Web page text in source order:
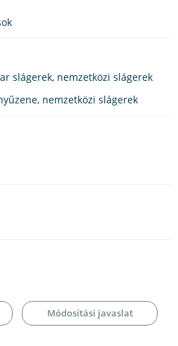
slágerek, nemzetközi slágerek
nemzetközi slágerek
Módosítási javaslat